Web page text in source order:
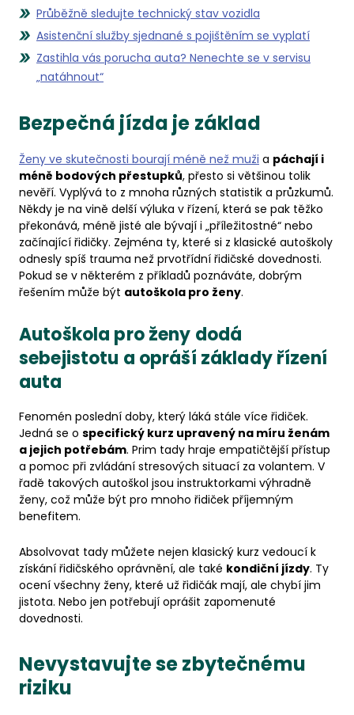
Průběžně sledujte technický stav vozidla
Asistenční služby sjednané s pojištěním se vyplatí
Zastihla vás porucha auta? Nenechte se v servisu
„natáhnout“
Bezpečná jízda je základ
Ženy ve skutečnosti bourají méně než muži a páchají i
méně bodových přestupků, přesto si většinou tolik
nevěří. Vyplývá to z mnoha různých statistik a průzkumů.
Někdy je na vině delší výluka v řízení, která se pak těžko
překonává, méně jisté ale bývají i „příležitostné“ nebo
začínající řidičky. Zejména ty, které si z klasické autoškoly
odnesly spíš trauma než prvotřídní řidičské dovednosti.
Pokud se v některém z příkladů poznáváte, dobrým
řešením může být autoškola pro ženy.
Autoškola pro ženy dodá
sebejistotu a opráší základy řízení
auta
Fenomén poslední doby, který láká stále více řidiček.
Jedná se o specifický kurz upravený na míru ženám
a jejich potřebám. Prim tady hraje empatičtější přístup
a pomoc při zvládání stresových situací za volantem. V
řadě takových autoškol jsou instruktorkami výhradně
ženy, což může být pro mnoho řidiček příjemným
benefitem.
Absolvovat tady můžete nejen klasický kurz vedoucí k
získání řidičského oprávnění, ale také kondiční jízdy. Ty
ocení všechny ženy, které už řidičák mají, ale chybí jim
jistota. Nebo jen potřebují oprášit zapomenuté
dovednosti.
Nevystavujte se zbytečnému
riziku